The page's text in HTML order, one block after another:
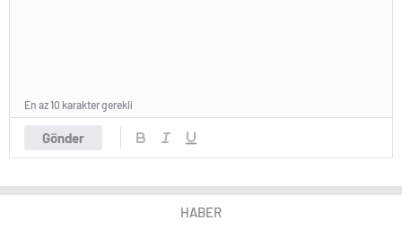
Gönder
En az 10 karakter gerekli
HABER